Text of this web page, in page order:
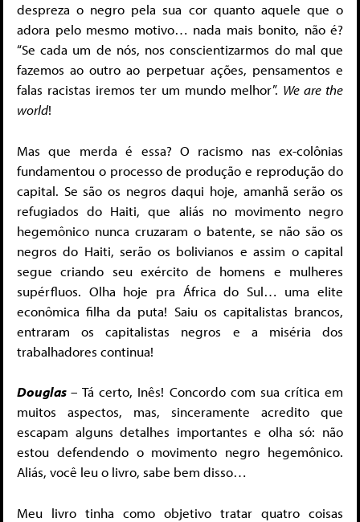
despreza o negro pela sua cor quanto aquele que o
adora pelo mesmo motivo… nada mais bonito, não é?
“Se cada um de nós, nos conscientizarmos do mal que
fazemos ao outro ao perpetuar ações, pensamentos e
falas racistas iremos ter um mundo melhor”. We are the
world!
Mas que merda é essa? O racismo nas ex-colônias
fundamentou o processo de produção e reprodução do
capital. Se são os negros daqui hoje, amanhã serão os
refugiados do Haiti, que aliás no movimento negro
hegemônico nunca cruzaram o batente, se não são os
negros do Haiti, serão os bolivianos e assim o capital
segue criando seu exército de homens e mulheres
supérfluos. Olha hoje pra África do Sul… uma elite
econômica filha da puta! Saiu os capitalistas brancos,
entraram os capitalistas negros e a miséria dos
trabalhadores continua!
Douglas – Tá certo, Inês! Concordo com sua crítica em
muitos aspectos, mas, sinceramente acredito que
escapam alguns detalhes importantes e olha só: não
estou defendendo o movimento negro hegemônico.
Aliás, você leu o livro, sabe bem disso…
Meu livro tinha como objetivo tratar quatro coisas